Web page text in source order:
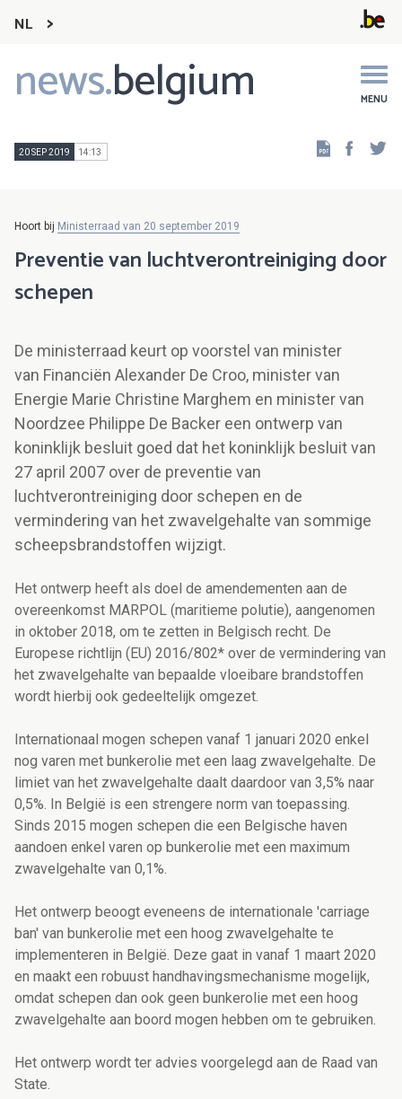
NL
news.belgium MENU
Main
navigation
20 SEP 2019 14:13
Hoort bij Ministerraad van 20 september 2019
Preventie van luchtverontreiniging door
schepen
De ministerraad keurt op voorstel van minister
van Financiën Alexander De Croo, minister van
Energie Marie Christine Marghem en minister van
Noordzee Philippe De Backer een ontwerp van
koninklijk besluit goed dat het koninklijk besluit van
27 april 2007 over de preventie van
luchtverontreiniging door schepen en de
vermindering van het zwavelgehalte van sommige
scheepsbrandstoffen wijzigt.
Het ontwerp heeft als doel de amendementen aan de
overeenkomst MARPOL (maritieme polutie), aangenomen
in oktober 2018, om te zetten in Belgisch recht. De
Europese richtlijn (EU) 2016/802* over de vermindering van
het zwavelgehalte van bepaalde vloeibare brandstoffen
wordt hierbij ook gedeeltelijk omgezet.
Internationaal mogen schepen vanaf 1 januari 2020 enkel
nog varen met bunkerolie met een laag zwavelgehalte. De
limiet van het zwavelgehalte daalt daardoor van 3,5% naar
0,5%. In België is een strengere norm van toepassing.
Sinds 2015 mogen schepen die een Belgische haven
aandoen enkel varen op bunkerolie met een maximum
zwavelgehalte van 0,1%.
Het ontwerp beoogt eveneens de internationale 'carriage
ban' van bunkerolie met een hoog zwavelgehalte te
implementeren in België. Deze gaat in vanaf 1 maart 2020
en maakt een robuust handhavingsmechanisme mogelijk,
omdat schepen dan ook geen bunkerolie met een hoog
zwavelgehalte aan boord mogen hebben om te gebruiken.
Het ontwerp wordt ter advies voorgelegd aan de Raad van
State.